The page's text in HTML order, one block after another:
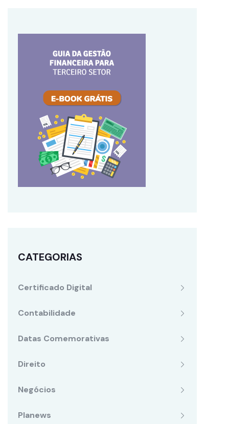
CATEGORIAS
Certificado Digital
Contabilidade
Datas Comemorativas
Direito
Negócios
Planews